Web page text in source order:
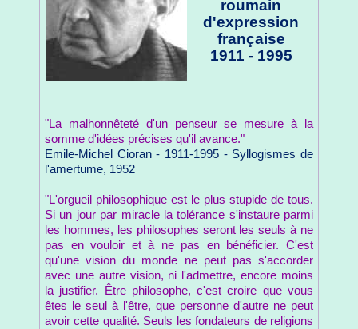
roumain
d'expression
française
1911 - 1995
"La malhonnêteté d'un penseur se mesure à la
somme d'idées précises qu'il avance."
Emile-Michel Cioran - 1911-1995 - Syllogismes de
l'amertume, 1952
"L'orgueil philosophique est le plus stupide de tous.
Si un jour par miracle la tolérance s'instaure parmi
les hommes, les philosophes seront les seuls à ne
pas en vouloir et à ne pas en bénéficier. C'est
qu'une vision du monde ne peut pas s'accorder
avec une autre vision, ni l'admettre, encore moins
la justifier. Être philosophe, c'est croire que vous
êtes le seul à l'être, que personne d'autre ne peut
avoir cette qualité. Seuls les fondateurs de religions